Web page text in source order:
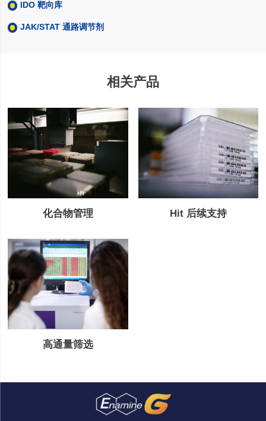
IDO 靶向库
JAK/STAT 通路调节剂
相关产品
化合物管理 Hit 后续支持
高通量筛选